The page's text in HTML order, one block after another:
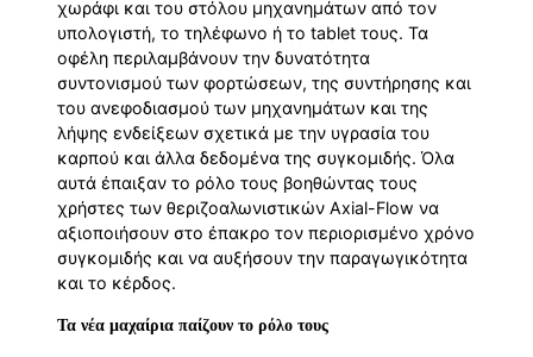
χωράφι και του στόλου μηχανημάτων από τον
υπολογιστή, το τηλέφωνο ή το tablet τους. Τα
οφέλη περιλαμβάνουν την δυνατότητα
συντονισμού των φορτώσεων, της συντήρησης και
του ανεφοδιασμού των μηχανημάτων και της
λήψης ενδείξεων σχετικά με την υγρασία του
καρπού και άλλα δεδομένα της συγκομιδής. Όλα
αυτά έπαιξαν το ρόλο τους βοηθώντας τους
χρήστες των θεριζοαλωνιστικών Axial-Flow να
αξιοποιήσουν στο έπακρο τον περιορισμένο χρόνο
συγκομιδής και να αυξήσουν την παραγωγικότητα
και το κέρδος.
Τα νέα μαχαίρια παίζουν το ρόλο τους